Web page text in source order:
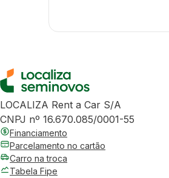
LOCALIZA Rent a Car S/A
CNPJ nº 16.670.085/0001-55
Financiamento
Parcelamento no cartão
Carro na troca
Tabela Fipe